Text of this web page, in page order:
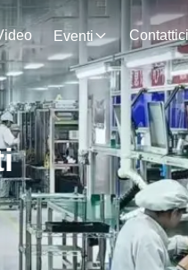
Eventi Contattici